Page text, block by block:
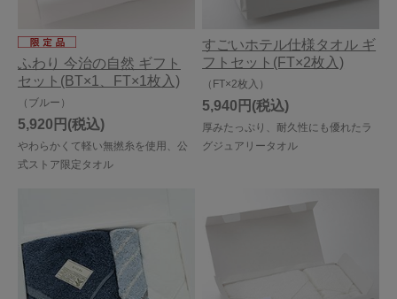
ふわり 今治の自然 ギフト
セット(BT×1、FT×1枚入)
（ブルー）
やわらかくて軽い無撚糸を使用、公
式ストア限定タオル
5,920円
すごいホテル仕様タオル ギ
フトセット(FT×2枚入)
（FT×2枚入）
厚みたっぷり、耐久性にも優れたラ
グジュアリータオル
5,940円